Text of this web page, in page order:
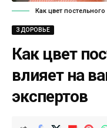
Как цвет
ЗДОРОВЬЕ
Как цвет
влияет на
экспертов